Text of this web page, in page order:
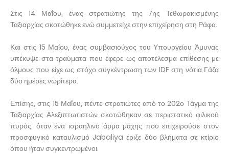
Στις 14 Μαΐου, ένας στρατιώτης της 7ης Τεθωρακισμένης
Ταξιαρχίας σκοτώθηκε ενώ συμμετείχε στην επιχείρηση στη Ράφα.
Και στις 15 Μαΐου, ένας συμβασιούχος του Υπουργείου Άμυνας
υπέκυψε στα τραύματα που έφερε ως αποτέλεσμα επίθεσης με
όλμους που είχε ως στόχο συγκέντρωση των IDF στη νότια Γάζα
δύο ημέρες νωρίτερα.
Επίσης, στις 15 Μαΐου, πέντε στρατιώτες από το 202ο Τάγμα της
Ταξιαρχίας Αλεξιπτωτιστών σκοτώθηκαν σε περιστατικό φιλικού
πυρός, όταν ένα ισραηλινό άρμα μάχης που επιχειρούσε στον
προσφυγικό καταυλισμό Jabaliya έριξε δύο βλήματα σε κτίριο
όπου ήταν συγκεντρωμένοι.